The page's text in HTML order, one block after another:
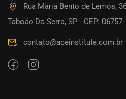
Rua Maria Bento de Lemos,
Taboão Da Serra, SP - CEP:
contato@aceinstitute.com.br